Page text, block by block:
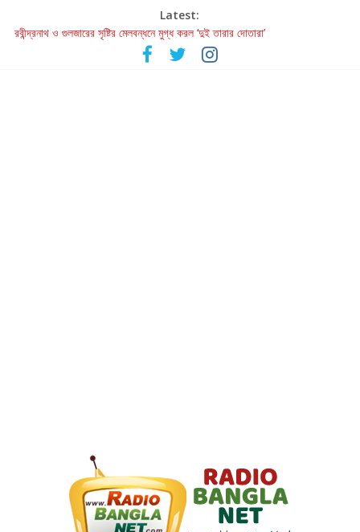
Latest:
রবীন্দ্রনাথ ও গুলজারের সৃষ্টির মেলবন্ধনে মুগ্ধ করল ‘দুই তারার দোতারা’
কলের গান থেকে রীলস্ — বাঙালির গান শোনার বিবর্তনের গল্প
জগন্নাথমঙ্গলম্ — বাংলায় প্রথমবার মঞ্চে এবার রথযাত্রার উদযাপন